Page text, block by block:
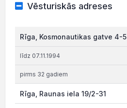
Vēsturiskās adreses
Rīga, Kosmonautikas gatve 4-5
līdz 07.11.1994
pirms 32 gadiem
Rīga, Raunas iela 19/2-31